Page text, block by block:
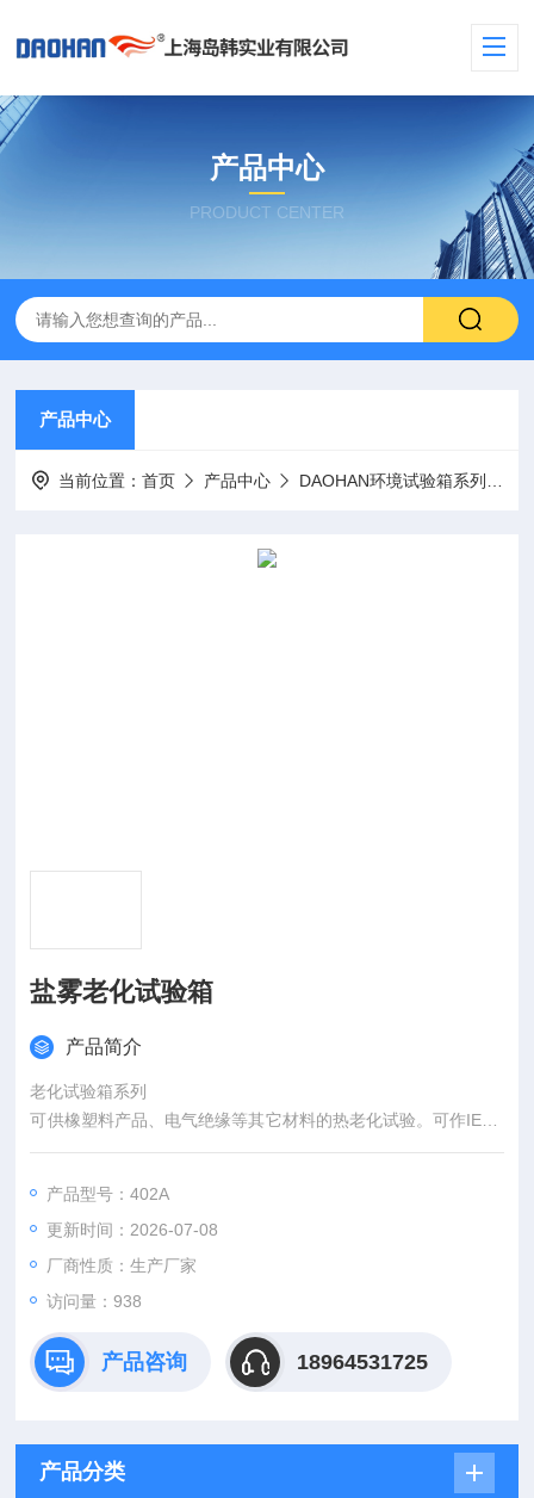
产品中心
PRODUCT CENTER
产品中心
当前位置：首页 产品中心 DAOHAN环境试验箱系列
盐雾老化试验箱
产品简介
老化试验箱系列
可供橡塑料产品、电气绝缘等其它材料的热老化试验。可作IEC5
40《电缆及软线的绝缘和护套的试验方法(弹性和热塑塑料)》试
1.适用于电工、电子仪表、汽车零部件、橡胶、医药等研究单
位、企业进行物品的干燥烘焙、热老化、保温试验。
2.产品结构新颖、设计合理，可根据客户不同要求配置转盘。
3.采用数显仪表控温、具有超温保护功能。
产品型号：402A
更新时间：2026-07-08
厂商性质：生产厂家
访问量：938
产品咨询 18964531725
产品分类